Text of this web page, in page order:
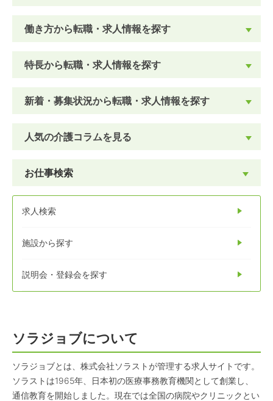
働き方から転職・求人情報を探す
特長から転職・求人情報を探す
新着・募集状況から転職・求人情報を探す
人気の介護コラムを見る
お仕事検索
求人検索
施設から探す
説明会・登録会を探す
ソラジョブについて
ソラジョブとは、株式会社ソラストが管理する求人サイトです。
ソラストは1965年、日本初の医療事務教育機関として創業し、
通信教育を開始しました。現在では全国の病院やクリニックとい